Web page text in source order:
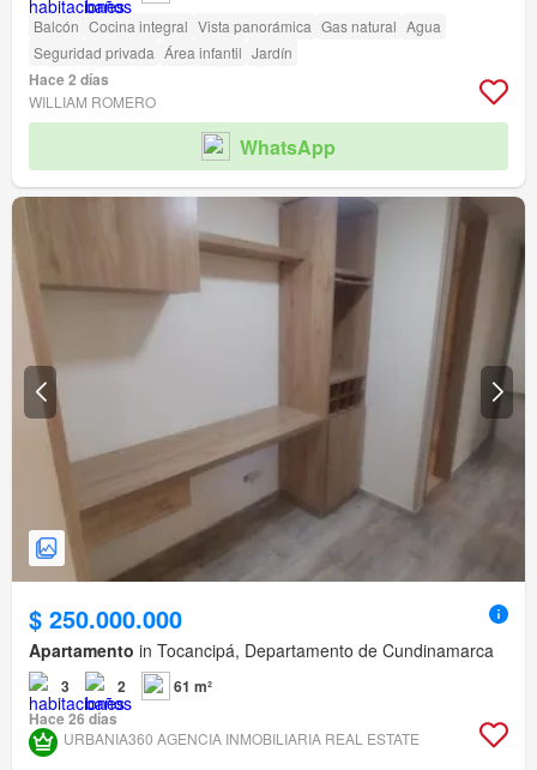
Balcón Cocina integral Vista panorámica Gas natural Agua
Seguridad privada Área infantil Jardín
Hace 2 días
WILLIAM ROMERO
WhatsApp
$ 250.000.000
Apartamento in Tocancipá, Departamento de Cundinamarca
3 2
61 m²
Hace 26 días
URBANIA360 AGENCIA INMOBILIARIA REAL ESTATE